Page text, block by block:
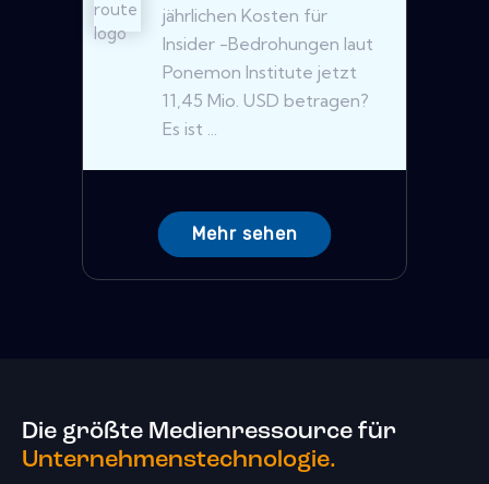
jährlichen Kosten für
Insider -Bedrohungen laut
Ponemon Institute jetzt
11,45 Mio. USD betragen?
Es ist ...
Mehr sehen
Die größte Medienressource für
Unternehmenstechnologie.